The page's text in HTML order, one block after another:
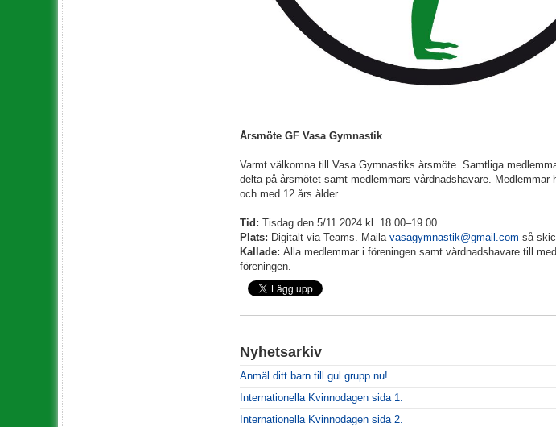
Årsmöte GF Vasa Gymnastik
Varmt välkomna till Vasa Gymnastiks årsmöte. Samtliga
delta på årsmötet samt medlemmars vårdnadshavare. Medlemmar
och med 12 års ålder.
Tid: Tisdag den 5/11 2024 kl. 18.00–19.00
Plats: Digitalt via Teams. Maila vasagymnastik@gmail.com så
Kallade: Alla medlemmar i föreningen samt vårdnadshavare till
föreningen.
Nyhetsarkiv
Anmäl ditt barn till gul grupp nu!
Internationella Kvinnodagen sida 1.
Internationella Kvinnodagen sida 2.